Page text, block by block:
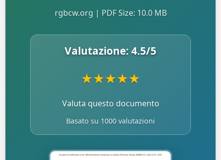
rgbcw.org | PDF Size: 10.0 MB
Valutazione: 4.5/5
★★★★★
Valuta questo documento
Basato su 1000 valutazioni